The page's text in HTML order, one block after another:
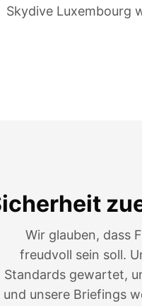
Skydive Luxembourg
Wir glauben, dass
freudvoll sein soll.
Standards gewartet,
und unsere Briefings